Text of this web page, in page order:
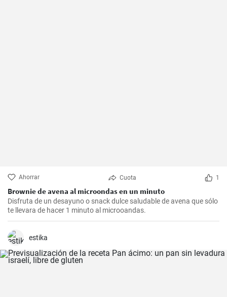
Ahorrar Cuota 1
Brownie de avena al microondas en un minuto
Disfruta de un desayuno o snack dulce saludable de avena que sólo
te llevara de hacer 1 minuto al microoandas.
estika